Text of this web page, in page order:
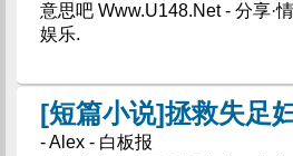
意思吧 Www.U148.Net - 分享·
娱乐.
[短篇小说]拯救失足
- Alex - 白板报